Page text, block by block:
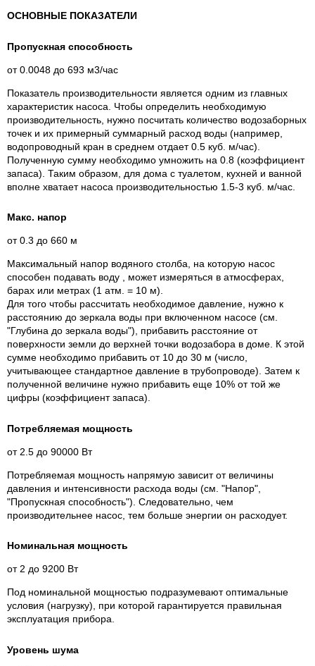
ОСНОВНЫЕ ПОКАЗАТЕЛИ
Пропускная способность
от 0.0048 до 693 м3/час
Показатель производительности является одним из главных
характеристик насоса. Чтобы определить необходимую
производительность, нужно посчитать количество водозаборных
точек и их примерный суммарный расход воды (например,
водопроводный кран в среднем отдает 0.5 куб. м/час).
Полученную сумму необходимо умножить на 0.8 (коэффициент
запаса). Таким образом, для дома с туалетом, кухней и ванной
вполне хватает насоса производительностью 1.5-3 куб. м/час.
Макс. напор
от 0.3 до 660 м
Максимальный напор водяного столба, на которую насос
способен подавать воду , может измеряться в атмосферах,
барах или метрах (1 атм. = 10 м).
Для того чтобы рассчитать необходимое давление, нужно к
расстоянию до зеркала воды при включенном насосе (см.
"Глубина до зеркала воды"), прибавить расстояние от
поверхности земли до верхней точки водозабора в доме. К этой
сумме необходимо прибавить от 10 до 30 м (число,
учитывающее стандартное давление в трубопроводе). Затем к
полученной величине нужно прибавить еще 10% от той же
цифры (коэффициент запаса).
Потребляемая мощность
от 2.5 до 90000 Вт
Потребляемая мощность напрямую зависит от величины
давления и интенсивности расхода воды (см. "Напор",
"Пропускная способность"). Следовательно, чем
производительнее насос, тем больше энергии он расходует.
Номинальная мощность
от 2 до 9200 Вт
Под номинальной мощностью подразумевают оптимальные
условия (нагрузку), при которой гарантируется правильная
эксплуатация прибора.
Уровень шума